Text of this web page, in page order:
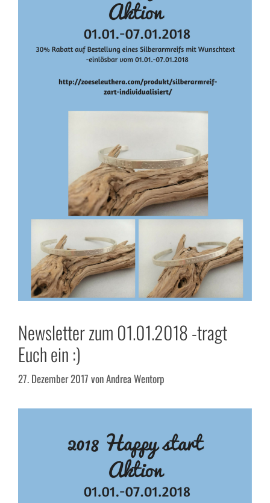
Newsletter zum 01.01.2018 -tragt
Euch ein :)
27. Dezember 2017 vonAndrea Wentorp